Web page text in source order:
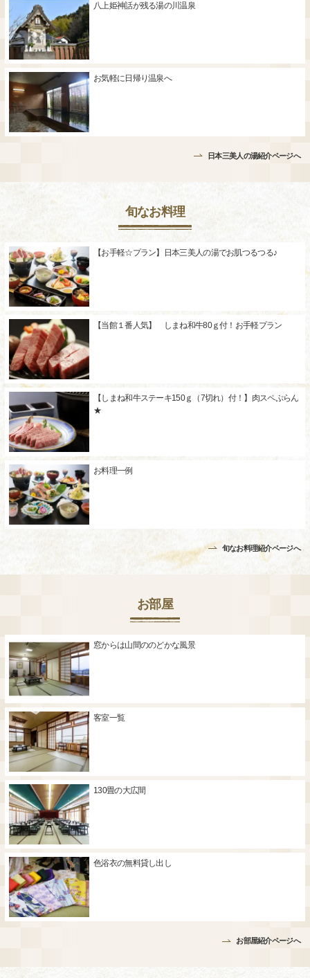
八上姫神話が残る湯の川温泉
お気軽に日帰り温泉へ
日本三美人の湯紹介ページへ
旬なお料理
【お手軽☆プラン】日本三美人の湯でお肌つるつる♪
【当館１番人気】 しまね和牛80ｇ付！お手軽プラン
【しまね和牛ステーキ150ｇ（7切れ）付！】肉スペぷらん
★
お料理一例
旬なお料理紹介ページへ
お部屋
窓からは山間ののどかな風景
客室一覧
130畳の大広間
色浴衣の無料貸し出し
お部屋紹介ページへ